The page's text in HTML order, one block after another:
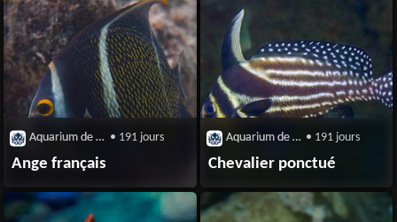
Aquarium de Biarrtiz • 191 jours
Ange français
Aquarium de Biarrtiz • 191 jours
Chevalier ponctué